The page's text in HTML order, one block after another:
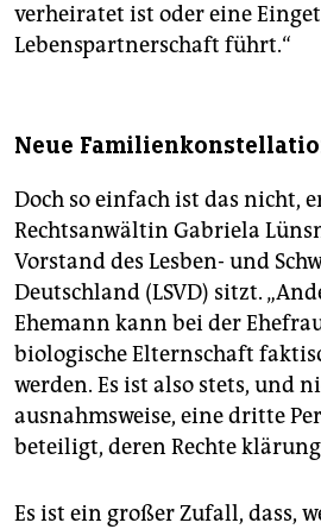
verheiratet ist oder eine
Lebenspartnerschaft führt.“
Neue
Doch so einfach ist das nicht,
Rechtsanwältin Gabriela
Vorstand des Lesben- und
Deutschland (LSVD) sitzt.
Ehemann kann bei der
biologische Elternschaft
werden. Es ist also stets, und
ausnahmsweise, eine dritte
beteiligt, deren Rechte
Es ist ein großer Zufall, dass,